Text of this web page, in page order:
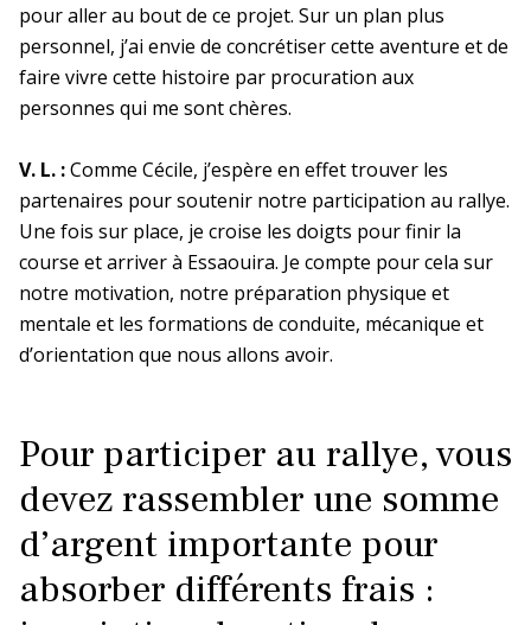
pour aller au bout de ce projet. Sur un plan plus
personnel, j’ai envie de concrétiser cette aventure et de
faire vivre cette histoire par procuration aux
personnes qui me sont chères.
V. L. :Comme Cécile, j’espère en effet trouver les
partenaires pour soutenir notre participation au rallye.
Une fois sur place, je croise les doigts pour finir la
course et arriver à Essaouira. Je compte pour cela sur
notre motivation, notre préparation physique et
mentale et les formations de conduite, mécanique et
d’orientation que nous allons avoir.
Pour participer au rallye, vous
devez rassembler une somme
d’argent importante pour
absorber différents frais :